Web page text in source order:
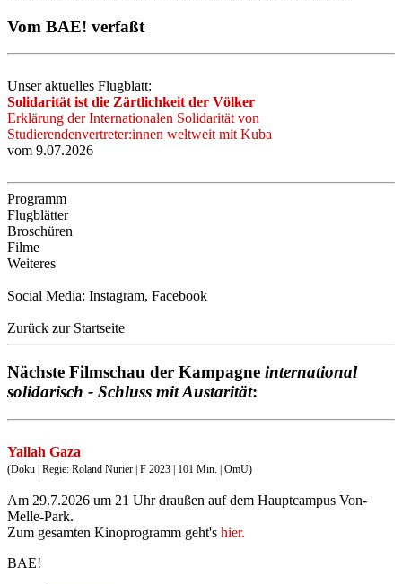
Vom BAE! verfaßt
Unser aktuelles Flugblatt:
Solidarität ist die Zärtlichkeit der Völker
Erklärung der Internationalen Solidarität von
Studierendenvertreter:innen weltweit mit Kuba
vom 9.07.2026
Programm
Flugblätter
Broschüren
Filme
Weiteres
Social Media: Instagram, Facebook
Zurück zur Startseite
Nächste Filmschau der Kampagne international
solidarisch - Schluss mit Austarität:
Yallah Gaza
(Doku | Regie: Roland Nurier | F 2023 | 101 Min. | OmU)
Am 29.7.2026 um 21 Uhr draußen auf dem Hauptcampus Von-
Melle-Park.
Zum gesamten Kinoprogramm geht's hier.
BAE!